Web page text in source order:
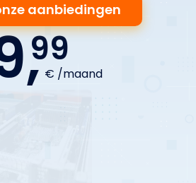
99
€ /maand
aanbiedingen